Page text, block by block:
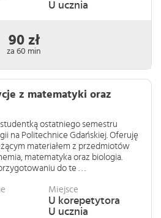
U ucznia
90 zł
za 60 min
z matematyki oraz
studentką ostatniego semestru
na Politechnice Gdańskiej. Oferuję
materiałem z przedmiotów
matematyka oraz biologia.
do te . . .
Miejsce
U korepetytora
U ucznia